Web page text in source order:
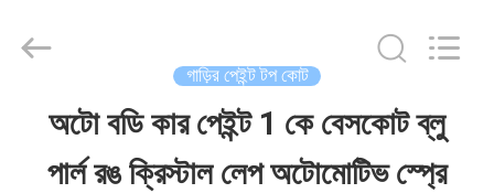
Chemical
গাড়ির পেইন্ট টপ কোট
অটো বডি কার পেইন্ট 1 কে বেসকোট ব্লু
পার্ল রঙ ক্রিস্টাল লেপ অটোমোটিভ স্প্রে